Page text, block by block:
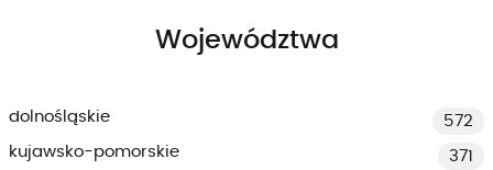
Województwa
dolnośląskie
572
kujawsko-pomorskie
371